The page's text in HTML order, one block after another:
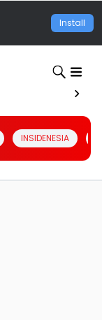
Install
INSIDENESIA